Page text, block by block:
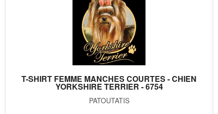
T-SHIRT FEMME MANCHES COURTES - CHIEN
YORKSHIRE TERRIER - 6754
PATOUTATIS